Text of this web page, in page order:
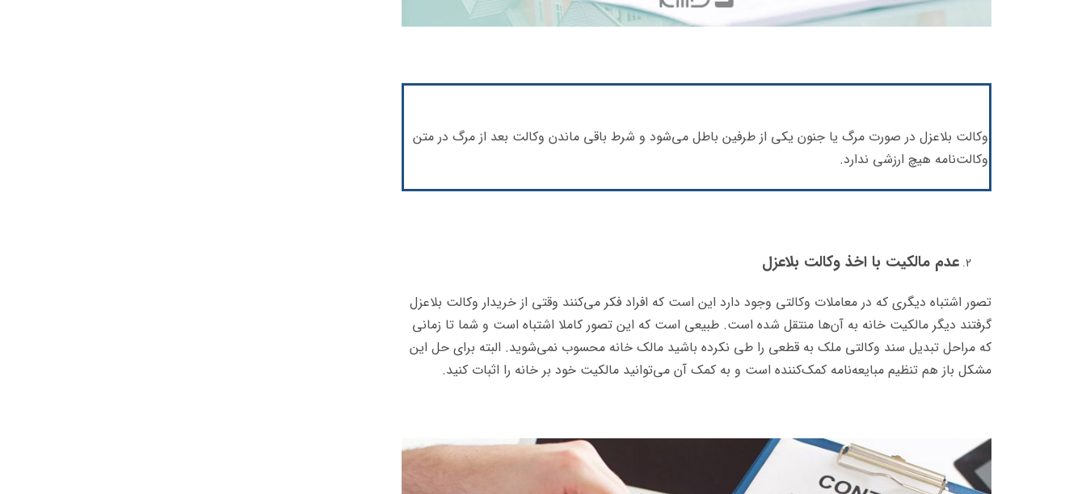
وکالت بلاعزل در صورت مرگ یا جنون یکی از طرفین باطل می‌شود و شرط باقی ماندن وکالت بعد از مرگ در متن
وکالت‌نامه هیچ ارزشی ندارد.
عدم مالکیت با اخذ وکالت بلاعزل
تصور اشتباه دیگری که در معاملات وکالتی وجود دارد این است که افراد فکر می‌کنند وقتی از خریدار وکالت بلاعزل
گرفتند دیگر مالکیت خانه به آن‌ها منتقل شده است. طبیعی است که این تصور کاملا اشتباه است و شما تا زمانی
که مراحل تبدیل سند وکالتی ملک به قطعی را طی نکرده باشید مالک خانه محسوب نمی‌شوید. البته برای حل این
مشکل باز هم تنظیم مبایعه‌نامه کمک‌کننده است و به کمک آن می‌توانید مالکیت خود بر خانه را اثبات کنید.